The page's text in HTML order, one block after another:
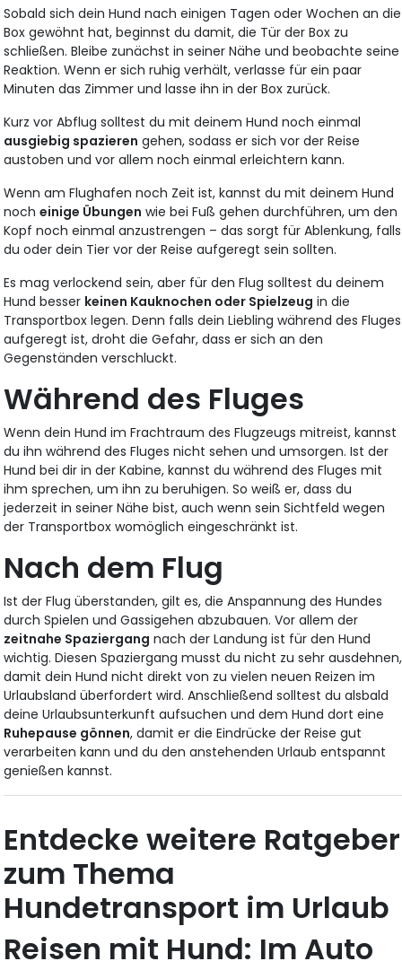
Sobald sich dein Hund nach einigen Tagen oder Wochen an die
Box gewöhnt hat, beginnst du damit, die Tür der Box zu
schließen. Bleibe zunächst in seiner Nähe und beobachte seine
Reaktion. Wenn er sich ruhig verhält, verlasse für ein paar
Minuten das Zimmer und lasse ihn in der Box zurück.
Kurz vor Abflug solltest du mit deinem Hund noch einmal
ausgiebig spazieren gehen, sodass er sich vor der Reise
austoben und vor allem noch einmal erleichtern kann.
Wenn am Flughafen noch Zeit ist, kannst du mit deinem Hund
nocheinige Übungen wie bei Fuß gehen durchführen, um den
Kopf noch einmal anzustrengen – das sorgt für Ablenkung, falls
du oder dein Tier vor der Reise aufgeregt sein sollten.
Es mag verlockend sein, aber für den Flug solltest du deinem
Hund besser keinen Kauknochen oder Spielzeug in die
Transportbox legen. Denn falls dein Liebling während des Fluges
aufgeregt ist, droht die Gefahr, dass er sich an den
Gegenständen verschluckt.
Während des Fluges
Wenn dein Hund im Frachtraum des Flugzeugs mitreist, kannst
du ihn während des Fluges nicht sehen und umsorgen. Ist der
Hund bei dir in der Kabine, kannst du während des Fluges mit
ihm sprechen, um ihn zu beruhigen. So weiß er, dass du
jederzeit in seiner Nähe bist, auch wenn sein Sichtfeld wegen
der Transportbox womöglich eingeschränkt ist.
Nach dem Flug
Ist der Flug überstanden, gilt es, die Anspannung des Hundes
durch Spielen und Gassigehen abzubauen. Vor allem der
zeitnahe Spaziergang nach der Landung ist für den Hund
wichtig. Diesen Spaziergang musst du nicht zu sehr ausdehnen,
damit dein Hund nicht direkt von zu vielen neuen Reizen im
Urlaubsland überfordert wird. Anschließend solltest du alsbald
deine Urlaubsunterkunft aufsuchen und dem Hund dort eine
Ruhepause gönnen, damit er die Eindrücke der Reise gut
verarbeiten kann und du den anstehenden Urlaub entspannt
genießen kannst.
Entdecke weitere Ratgeber
zum Thema
Hundetransport im Urlaub
Reisen mit Hund: Im Auto